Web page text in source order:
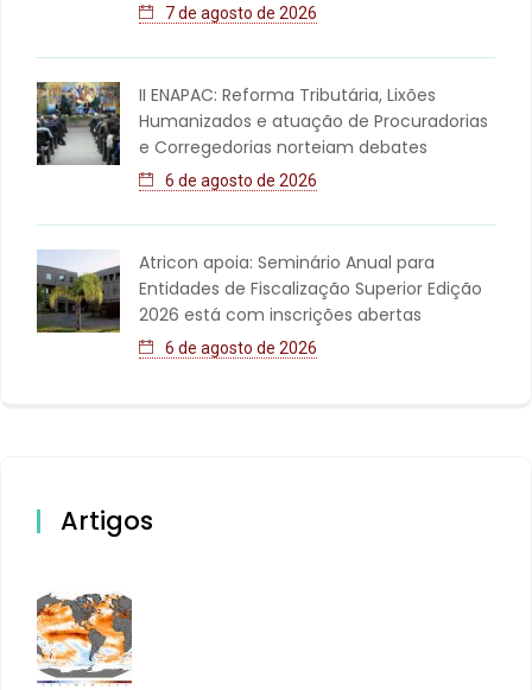
7 de agosto de 2026
II ENAPAC: Reforma Tributária, Lixões
Humanizados e atuação de Procuradorias
e Corregedorias norteiam debates
6 de agosto de 2026
Atricon apoia: Seminário Anual para
Entidades de Fiscalização Superior Edição
2026 está com inscrições abertas
6 de agosto de 2026
Artigos